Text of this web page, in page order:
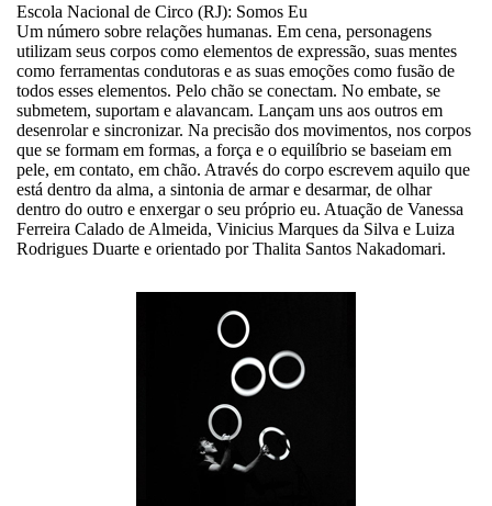
Escola Nacional de Circo (RJ): Somos Eu
Um número sobre relações humanas. Em cena, personagens
utilizam seus corpos como elementos de expressão, suas mentes
como ferramentas condutoras e as suas emoções como fusão de
todos esses elementos. Pelo chão se conectam. No embate, se
submetem, suportam e alavancam. Lançam uns aos outros em
desenrolar e sincronizar. Na precisão dos movimentos, nos corpos
que se formam em formas, a força e o equilíbrio se baseiam em
pele, em contato, em chão. Através do corpo escrevem aquilo que
está dentro da alma, a sintonia de armar e desarmar, de olhar
dentro do outro e enxergar o seu próprio eu. Atuação de Vanessa
Ferreira Calado de Almeida, Vinicius Marques da Silva e Luiza
Rodrigues Duarte e orientado por Thalita Santos Nakadomari.